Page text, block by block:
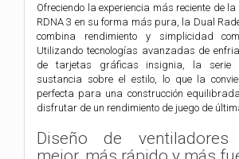
Ofreciendo la experiencia más reciente de
RDNA 3 en su forma más pura, la Dual
combina rendimiento y simplicidad
Utilizando tecnologías avanzadas de
de tarjetas gráficas insignia, la serie
sustancia sobre el estilo, lo que la
perfecta para una construcción
disfrutar de un rendimiento de juego de
Diseño de ventiladores